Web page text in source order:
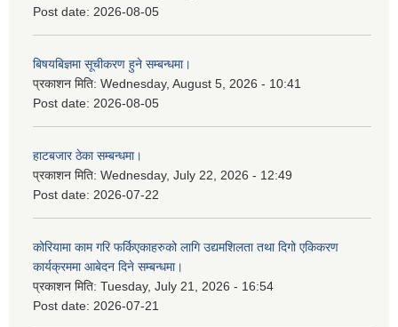
Post date: 2026-08-05
बिषयबिज्ञमा सूचीकरण हुने सम्बन्धमा।
प्रकाशन मिति: Wednesday, August 5, 2026 - 10:41
Post date: 2026-08-05
हाटबजार ठेका सम्बन्धमा।
प्रकाशन मिति: Wednesday, July 22, 2026 - 12:49
Post date: 2026-07-22
कोरियामा काम गरि फर्किएकाहरुको लागि उद्यमशिलता तथा दिगो एकिकरण
कार्यक्रममा आबेदन दिने सम्बन्धमा।
प्रकाशन मिति: Tuesday, July 21, 2026 - 16:54
Post date: 2026-07-21